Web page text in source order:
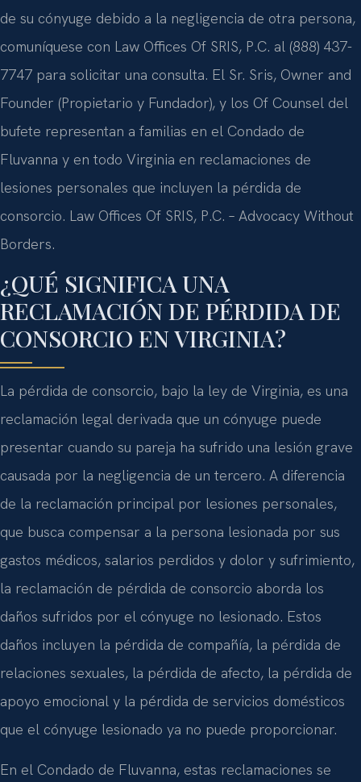
de su cónyuge debido a la negligencia de otra persona,
comuníquese con Law Offices Of SRIS, P.C. al (888) 437-
7747 para solicitar una consulta. El Sr. Sris, Owner and
Founder (Propietario y Fundador), y los Of Counsel del
bufete representan a familias en el Condado de
Fluvanna y en todo Virginia en reclamaciones de
lesiones personales que incluyen la pérdida de
consorcio. Law Offices Of SRIS, P.C. – Advocacy Without
Borders.
¿QUÉ SIGNIFICA UNA
RECLAMACIÓN DE PÉRDIDA DE
CONSORCIO EN VIRGINIA?
La pérdida de consorcio, bajo la ley de Virginia, es una
reclamación legal derivada que un cónyuge puede
presentar cuando su pareja ha sufrido una lesión grave
causada por la negligencia de un tercero. A diferencia
de la reclamación principal por lesiones personales,
que busca compensar a la persona lesionada por sus
gastos médicos, salarios perdidos y dolor y sufrimiento,
la reclamación de pérdida de consorcio aborda los
daños sufridos por el cónyuge no lesionado. Estos
daños incluyen la pérdida de compañía, la pérdida de
relaciones sexuales, la pérdida de afecto, la pérdida de
apoyo emocional y la pérdida de servicios domésticos
que el cónyuge lesionado ya no puede proporcionar.
En el Condado de Fluvanna, estas reclamaciones se